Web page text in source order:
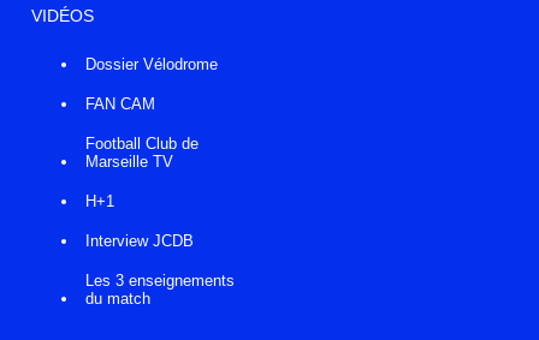
VIDÉOS
Dossier Vélodrome
FAN CAM
Football Club de
Marseille TV
H+1
Interview JCDB
Les 3 enseignements
du match